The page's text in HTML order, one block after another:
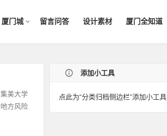
厦门城 留言问答 设计素材 厦门全知道
美大学
方风险
添加小工具
点此为“分类归档侧边栏”添加小工具